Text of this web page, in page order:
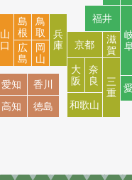
福井
三
重
滋
賀
京都
大
阪
兵
庫
奈
良
和歌山
鳥
取
島
根
岡
山
広
島
山
口
徳島
香川
愛知
高知